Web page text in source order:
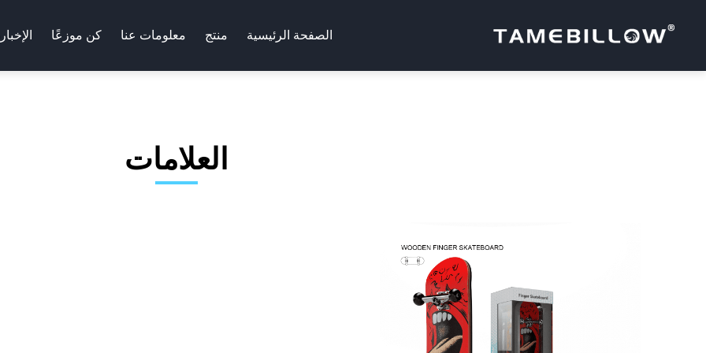
الصفحة الرئيسية منتج معلومات عنا كن موزعًا
العلامات